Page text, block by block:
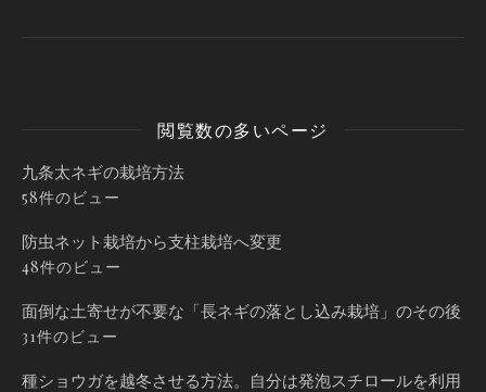
閲覧数の多いページ
九条太ネギの栽培方法
58件のビュー
防虫ネット栽培から支柱栽培へ変更
48件のビュー
面倒な土寄せが不要な「長ネギの落とし込み栽培」のその後
31件のビュー
種ショウガを越冬させる方法。自分は発泡スチロールを利用